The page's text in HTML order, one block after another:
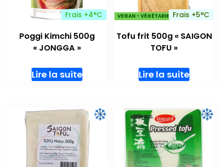
Frais +4°C
Poggi Kimchi 500g
« JONGGA »
Lire la suite
VEGAN - VÉGÉTARIENSFrais +5°C
Tofu frit 500g « SAIGON
TOFU »
Lire la suite